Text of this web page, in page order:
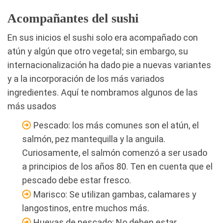
Acompañantes del sushi
En sus inicios el sushi solo era acompañado con
atún y algún que otro vegetal; sin embargo, su
internacionalización ha dado pie a nuevas variantes
y a la incorporación de los más variados
ingredientes. Aquí te nombramos algunos de las
más usados
Pescado: los más comunes son el atún, el
salmón, pez mantequilla y la anguila.
Curiosamente, el salmón comenzó a ser usado
a principios de los años 80. Ten en cuenta que el
pescado debe estar fresco.
Marisco: Se utilizan gambas, calamares y
langostinos, entre muchos más.